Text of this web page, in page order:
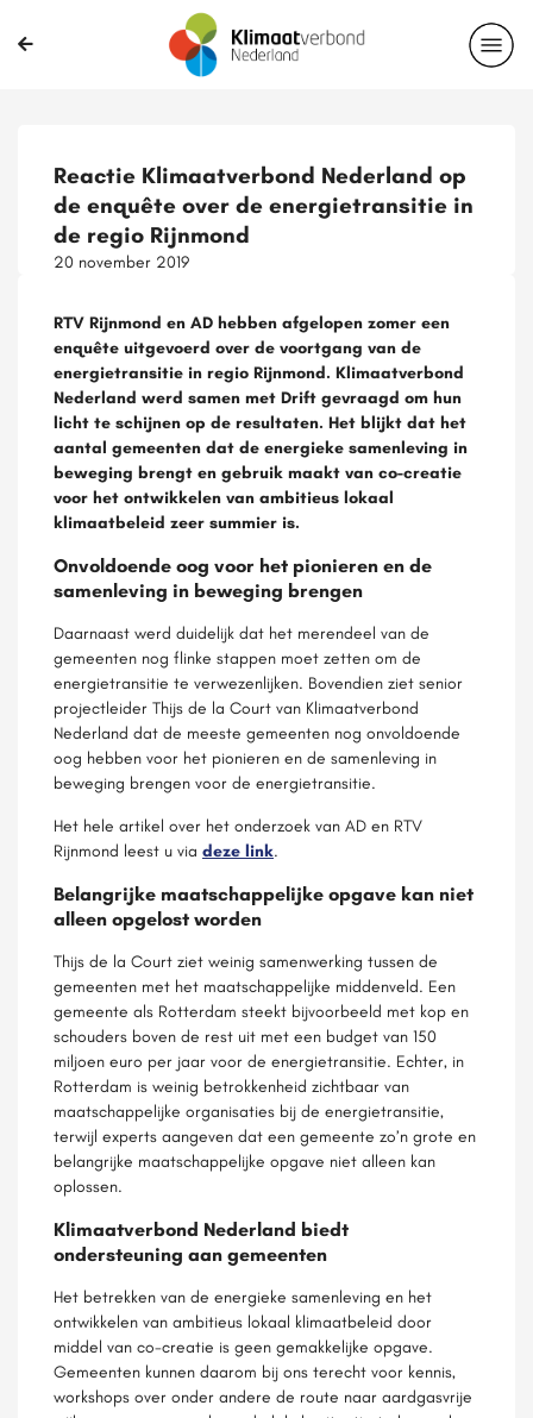
Reactie Klimaatverbond Nederland op
de enquête over de energietransitie in
de regio Rijnmond
20 november 2019
RTV Rijnmond en AD hebben afgelopen zomer een
enquête uitgevoerd over de voortgang van de
energietransitie in regio Rijnmond. Klimaatverbond
Nederland werd samen met Drift gevraagd om hun
licht te schijnen op de resultaten. Het blijkt dat het
aantal gemeenten dat de energieke samenleving in
beweging brengt en gebruik maakt van co-creatie
voor het ontwikkelen van ambitieus lokaal
klimaatbeleid zeer summier is.
Onvoldoende oog voor het pionieren en de
samenleving in beweging brengen
Daarnaast werd duidelijk dat het merendeel van de
gemeenten nog flinke stappen moet zetten om de
energietransitie te verwezenlijken. Bovendien ziet senior
projectleider Thijs de la Court van Klimaatverbond
Nederland dat de meeste gemeenten nog onvoldoende
oog hebben voor het pionieren en de samenleving in
beweging brengen voor de energietransitie.
Het hele artikel over het onderzoek van AD en RTV
Rijnmond leest u via deze link.
Belangrijke maatschappelijke opgave kan niet
alleen opgelost worden
Thijs de la Court ziet weinig samenwerking tussen de
gemeenten met het maatschappelijke middenveld. Een
gemeente als Rotterdam steekt bijvoorbeeld met kop en
schouders boven de rest uit met een budget van 150
miljoen euro per jaar voor de energietransitie. Echter, in
Rotterdam is weinig betrokkenheid zichtbaar van
maatschappelijke organisaties bij de energietransitie,
terwijl experts aangeven dat een gemeente zo’n grote en
belangrijke maatschappelijke opgave niet alleen kan
oplossen.
Klimaatverbond Nederland biedt
ondersteuning aan gemeenten
Het betrekken van de energieke samenleving en het
ontwikkelen van ambitieus lokaal klimaatbeleid door
middel van co-creatie is geen gemakkelijke opgave.
Gemeenten kunnen daarom bij ons terecht voor kennis,
workshops over onder andere de route naar aardgasvrije